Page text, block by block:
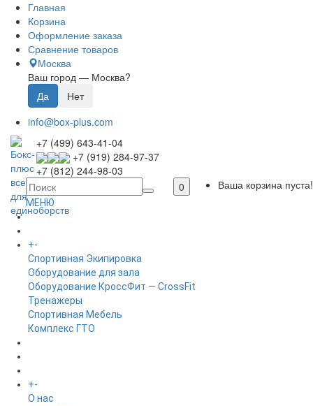
Главная
Корзина
Оформление заказа
Сравнение товаров
Москва
Ваш город — Москва?
info@box-plus.com
+7 (499) 643-41-04
+7 (919) 284-97-37
+7 (812) 244-98-03
0
Ваша корзина пуста!
МЕНЮ
ГЛАВНАЯ
+-
Спортивная Экипировка
Оборудование для зала
Оборудование КроссФит — CrossFit
Тренажеры
Спортивная Мебель
Комплекс ГТО
+-
O нас